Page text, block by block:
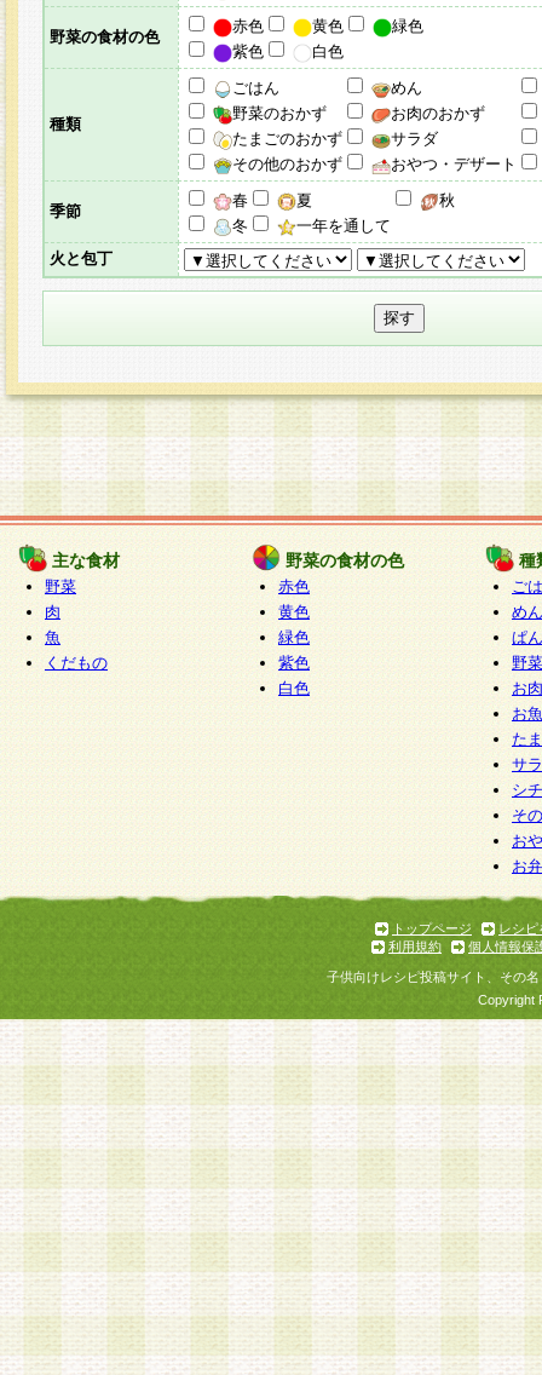
野菜の食材の色
赤色 黄色
緑色
紫色
白色
種類
ごはん
めん
野菜のおかず
お肉のおかず
たまごのおかず
サラダ
その他のおかず
おやつ・デザート
季節
春 夏
秋
冬
一年を通して
火と包丁
主な食材
野菜
肉
魚
くだもの
野菜の食材の色
赤色
黄色
緑色
紫色
白色
種
ご
めん
ぱん
野
お
お
た
サ
シ
そ
お
お
トップページ
レシピ
利用規約
個人情報保
子供向けレシピ投稿サイト、その
Copyright